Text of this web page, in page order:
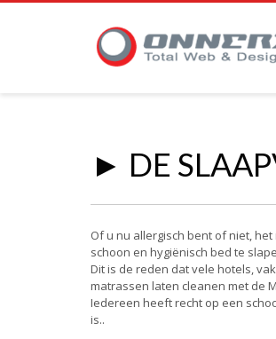
► DE
Of u nu allergisch bent of niet,
schoon en hygiënisch bed te
Dit is de reden dat vele hotels,
matrassen laten cleanen met de
Iedereen heeft recht op een
is..